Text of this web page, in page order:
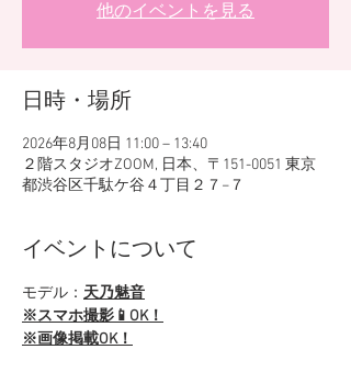
他のイベントを見る
日時・場所
2026年8月08日 11:00 – 13:40
２階スタジオZOOM, 日本、〒151-0051 東京
都渋谷区千駄ケ谷４丁目２７−７
イベントについて
モデル： 天乃魅音
※スマホ撮影📱OK！
※画像掲載OK！